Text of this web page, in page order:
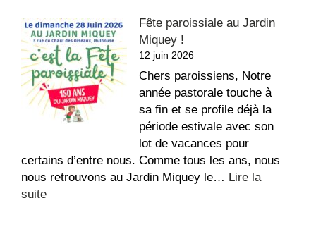
des
France
–
Fin
de
vie
Fête paroissiale au Jardin
Miquey !
12 juin 2026
Chers paroissiens, Notre
année pastorale touche à
sa fin et se profile déjà la
période estivale avec son
lot de vacances pour
certains d’entre nous. Comme tous les ans, nous
nous retrouvons au Jardin Miquey le… Lire la
suite: